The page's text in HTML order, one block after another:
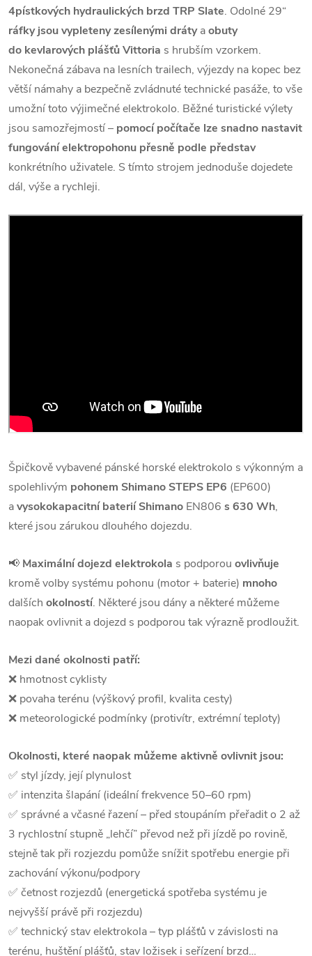
4pístkových hydraulických brzd TRP Slate. Odolné 29“
ráfky jsou vypleteny zesílenými drátyaobuty
do kevlarových plášťů Vittoria s hrubším vzorkem.
Nekonečná zábava na lesních trailech, výjezdy na kopec bez
větší námahy a bezpečně zvládnuté technické pasáže, to vše
umožní toto výjimečné elektrokolo. Běžné turistické výlety
jsou samozřejmostí – pomocí počítače lze snadno nastavit
fungování elektropohonu přesně podle představ
konkrétního uživatele. S tímto strojem jednoduše dojedete
dál, výše a rychleji.
Špičkově vybavené pánské horské elektrokolo s výkonným a
spolehlivým pohonem Shimano STEPS EP6 (EP600)
avysokokapacitní baterií Shimano EN806 s 630 Wh,
které jsou zárukou dlouhého dojezdu.
📢 Maximální dojezd elektrokola s podporou ovlivňuje
kromě volby systému pohonu (motor + baterie) mnoho
dalších okolností. Některé jsou dány a některé můžeme
naopak ovlivnit a dojezd s podporou tak výrazně prodloužit.
Mezi dané okolnosti patří:
❌ hmotnost cyklisty
❌ povaha terénu (výškový profil, kvalita cesty)
❌ meteorologické podmínky (protivítr, extrémní teploty)
Okolnosti, které naopak můžeme aktivně ovlivnit jsou:
✅ styl jízdy, její plynulost
✅ intenzita šlapání (ideální frekvence 50–60 rpm)
✅ správné a včasné řazení – před stoupáním přeřadit o 2 až
3 rychlostní stupně „lehčí” převod než při jízdě po rovině,
stejně tak při rozjezdu pomůže snížit spotřebu energie při
zachování výkonu/podpory
✅ četnost rozjezdů (energetická spotřeba systému je
nejvyšší právě při rozjezdu)
✅ technický stav elektrokola – typ plášťů v závislosti na
terénu, huštění plášťů, stav ložisek i seřízení brzd…